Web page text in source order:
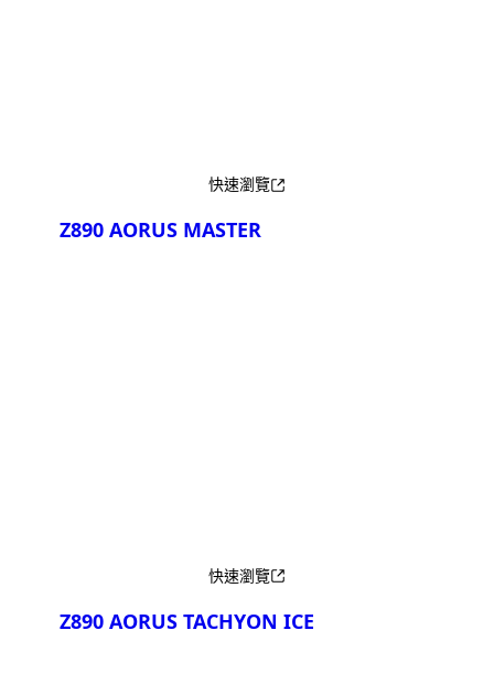
快速瀏覽
Z890 AORUS MASTER
快速瀏覽
Z890 AORUS TACHYON ICE